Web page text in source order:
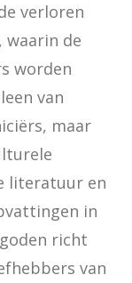
verloren
waarin de
worden
van
maar
literatuur en
in
richt
van